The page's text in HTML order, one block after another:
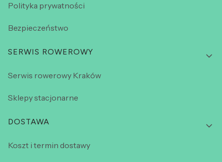
Polityka prywatności
Bezpieczeństwo
SERWIS ROWEROWY
Serwis rowerowy Kraków
Sklepy stacjonarne
DOSTAWA
Koszt i termin dostawy